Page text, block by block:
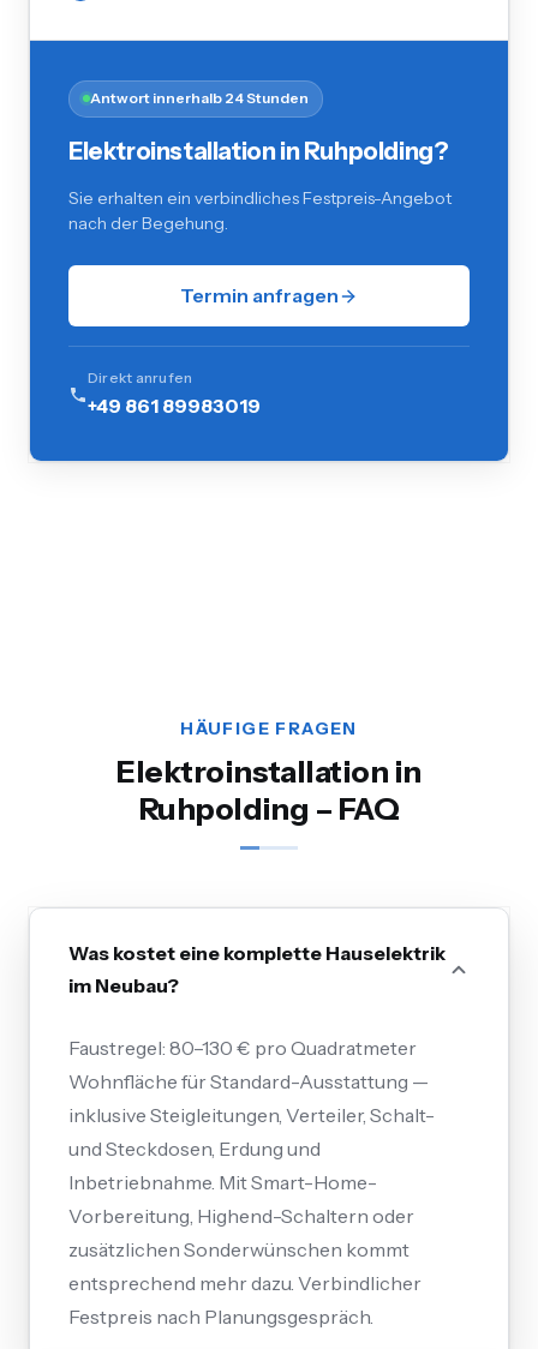
Antwort innerhalb 24 Stunden
Elektroinstallation in Ruhpolding?
Sie erhalten ein verbindliches Festpreis-Angebot
nach der Begehung.
Termin anfragen
Direkt anrufen
+49 861 89983019
HÄUFIGE FRAGEN
Elektroinstallation in
Ruhpolding – FAQ
Was kostet eine komplette Hauselektrik
im Neubau?
Faustregel: 80–130 € pro Quadratmeter
Wohnfläche für Standard-Ausstattung —
inklusive Steigleitungen, Verteiler, Schalt-
und Steckdosen, Erdung und
Inbetriebnahme. Mit Smart-Home-
Vorbereitung, Highend-Schaltern oder
zusätzlichen Sonderwünschen kommt
entsprechend mehr dazu. Verbindlicher
Festpreis nach Planungsgespräch.